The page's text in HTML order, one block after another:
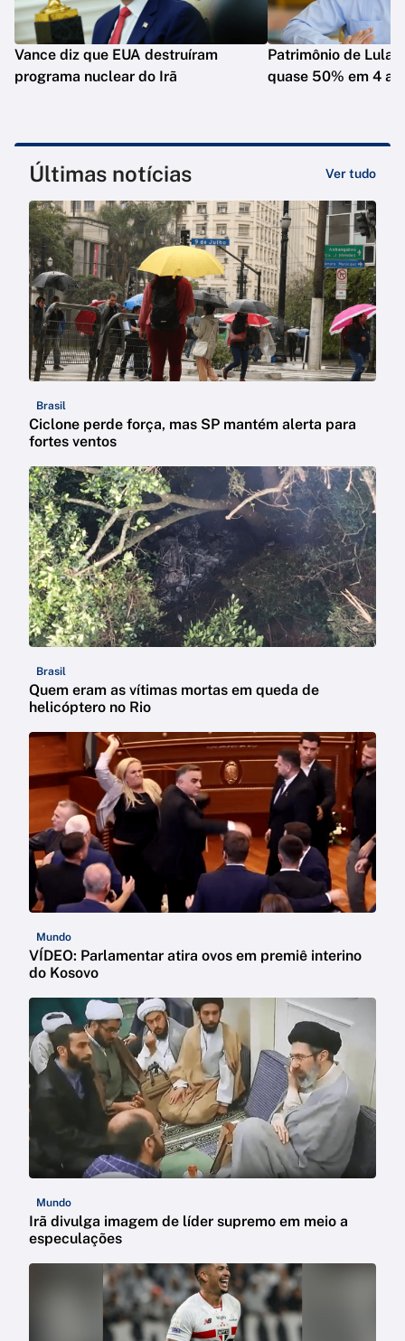
Vance diz que EUA destruíram
programa nuclear do Irã
Patrimônio de Lula
quase 50% em 4
Últimas notícias Ver tudo
Brasil
Ciclone perde força, mas SP mantém alerta para
fortes ventos
Brasil
Quem eram as vítimas mortas em queda de
helicóptero no Rio
Mundo
VÍDEO: Parlamentar atira ovos em premiê interino
do Kosovo
Mundo
Irã divulga imagem de líder supremo em meio a
especulações